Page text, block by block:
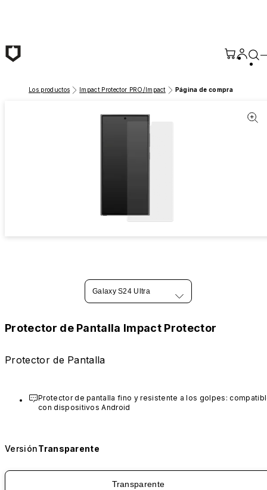
Los productos Impact Protector PRO/Impact Página de compra
Galaxy S24 Ultra
Protector de Pantalla Impact Protector
Protector de Pantalla
Protector de pantalla fino y resistente a los golpes:
con dispositivos Android
VersiónTransparente
Transparente